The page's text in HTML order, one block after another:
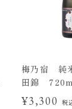
梅乃宿 純
田錦
¥3,300 税